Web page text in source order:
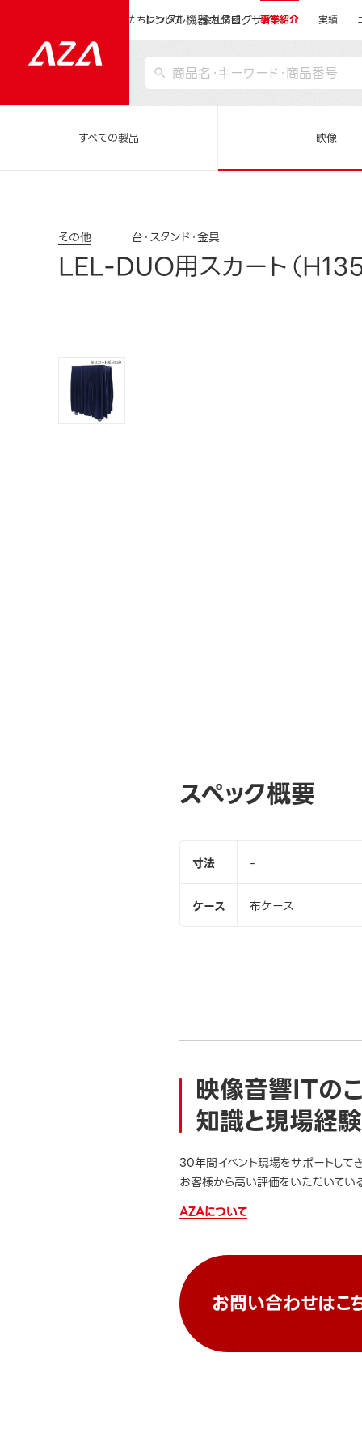
レンタル機器カタログサイト
私たちについて 会社情報 事業紹介 実績
すべての製品 映像
その他 台・スタンド・金具
LEL-DUO用スカート（
スペック概要
寸法 -
ケース 布ケース
映像音響ITの
知識と現場経
30年間イベント現場をサポートして
お客様から高い評価をいただいてい
AZAについて
お問い合わせはこ